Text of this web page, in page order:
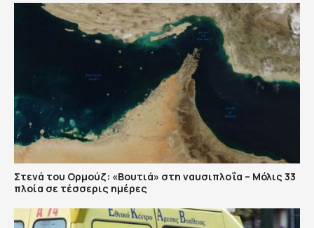
Στενά του Ορμούζ: «Βουτιά» στη ναυσιπλοΐα – Μόλις 33
πλοία σε τέσσερις ημέρες